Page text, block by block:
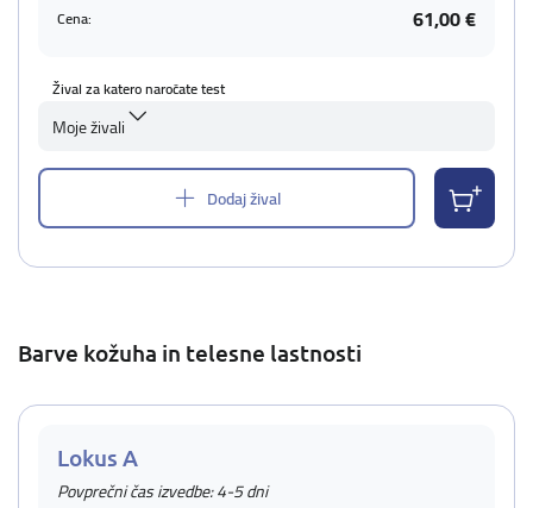
Cena: 61,00 €
Žival za katero naročate test
Moje živali
Dodaj žival
Barve kožuha in telesne lastnosti
Lokus A
Povprečni čas izvedbe: 4-5 dni